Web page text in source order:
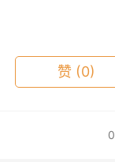
赞 (0)
0